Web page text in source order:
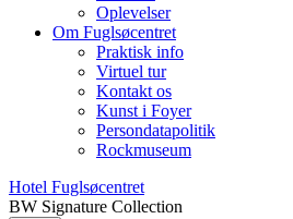
Oplevelser
Om Fuglsøcentret
Praktisk info
Virtuel tur
Kontakt os
Kunst i Foyer
Persondatapolitik
Rockmuseum
Hotel Fuglsøcentret
BW Signature Collection